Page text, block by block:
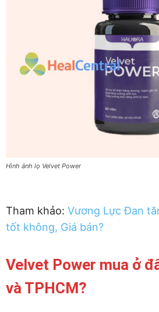
Hình ảnh lọ Velvet Power
Tham khảo: Vương Lực Đan
tốt không, Giá bán?
Velvet Power mua ở
và TPHCM?